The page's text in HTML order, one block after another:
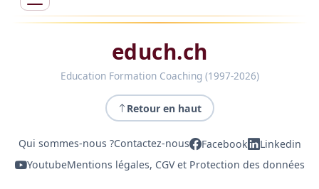
educh.ch
Education Formation Coaching (1997-2026)
Retour en haut
Qui sommes-nous ?Contactez-nous Facebook
Linkedin
YoutubeMentions légales, CGV et Protection des données